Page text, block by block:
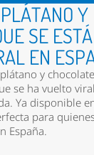
Y
SE ESTÁ
EN
y
se ha vuelto
Ya disponible
para
España.